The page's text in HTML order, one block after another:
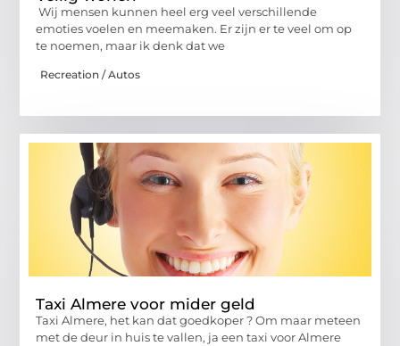
Wij mensen kunnen heel erg veel verschillende
emoties voelen en meemaken. Er zijn er te veel om op
te noemen, maar ik denk dat we
Recreation / Autos
Taxi Almere voor mider geld
Taxi Almere, het kan dat goedkoper ? Om maar meteen
met de deur in huis te vallen, ja een taxi voor Almere